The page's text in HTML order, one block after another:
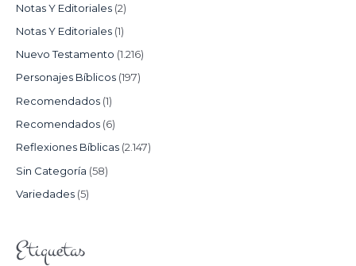
Notas Y Editoriales (2)
Notas Y Editoriales (1)
Nuevo Testamento (1.216)
Personajes Bíblicos (197)
Recomendados (1)
Recomendados (6)
Reflexiones Bíblicas (2.147)
Sin Categoría (58)
Variedades (5)
Etiquetas